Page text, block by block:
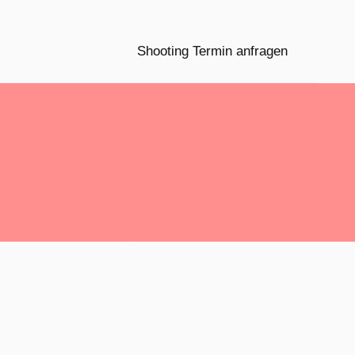
Shooting Termin anfragen